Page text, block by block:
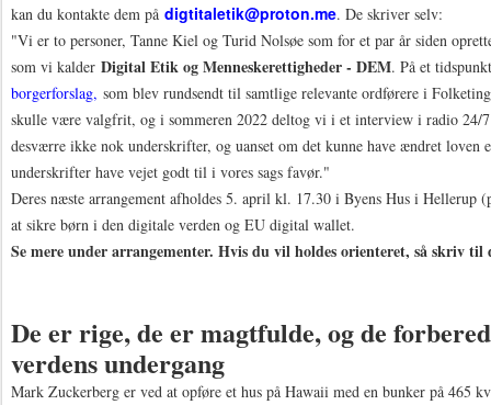
kan du kontakte dem på digtitaletik@proton.me. De skriver selv:
"Vi er to personer, Tanne Kiel og Turid Nolsøe som for et par år siden
som vi kalder Digital Etik og Menneskerettigheder - DEM. På et
borgerforslag, som blev rundsendt til samtlige relevante ordførere i
skulle være valgfrit, og i sommeren 2022 deltog vi i et interview i radio 24/
desværre ikke nok underskrifter, og uanset om det kunne have ændret
underskrifter have vejet godt til i vores sags favør."
Deres næste arrangement afholdes 5. april kl. 17.30 i Byens Hus i Hellerup
at sikre børn i den digitale verden og EU digital wallet.
Se mere under arrangementer. Hvis du vil holdes orienteret, så skriv til
De er rige, de er magtfulde, og de
verdens undergang
Mark Zuckerberg er ved at opføre et hus på Hawaii med en bunker på 465